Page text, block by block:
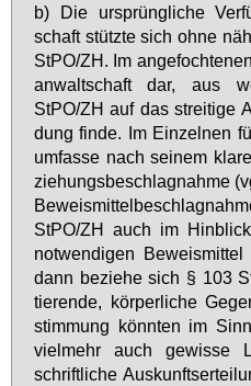
b) Die ur­sprüng­li­che
schaft stütz­te sich oh­ne
StPO/ZH. Im
an­walt­schaft dar, aus
StPO/ZH auf das strei­ti­ge
dung fin­de. Im Ein­zel­nen
um­fas­se nach sei­nem
zie­hungs­be­schlag­nah­me
StPO/ZH auch im
not­wen­di­gen
dann be­zie­he sich § 103
tie­ren­de, kör­per­li­che
stim­mung könn­ten im
viel­mehr auch ge­wis­se
schrift­li­che